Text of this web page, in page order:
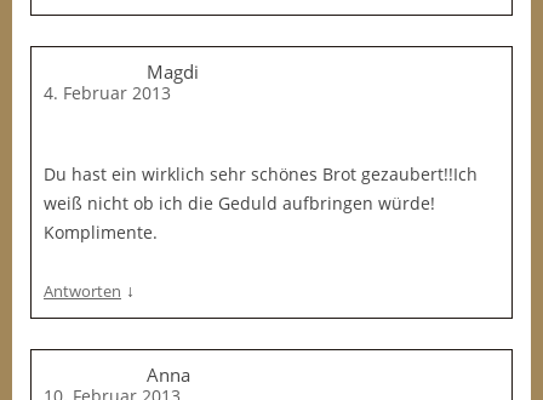
Magdi
4. Februar 2013
Du hast ein wirklich sehr schönes Brot gezaubert!!Ich
weiß nicht ob ich die Geduld aufbringen würde!
Komplimente.
Antworten ↓
Anna